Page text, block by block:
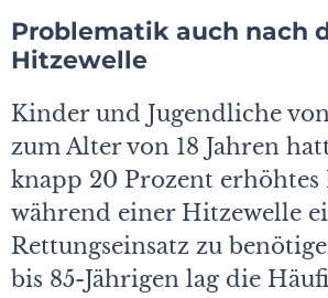
Problematik auch nach
Hitzewelle
Kinder und Jugendliche
zum Alter von 18 Jahren
knapp 20 Prozent erhöhtes
während einer Hitzewelle
Rettungseinsatz zu
bis 85-Jährigen lag die